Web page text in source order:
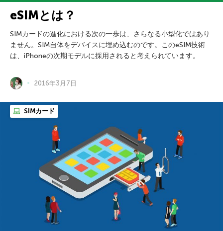
eSIMとは？
SIMカードの進化における次の一歩は、さらなる小型化ではあり
ません。SIM自体をデバイスに埋め込むのです。このeSIM技術
は、iPhoneの次期モデルに採用されると考えられています。
2016年3月7日
SIMカード